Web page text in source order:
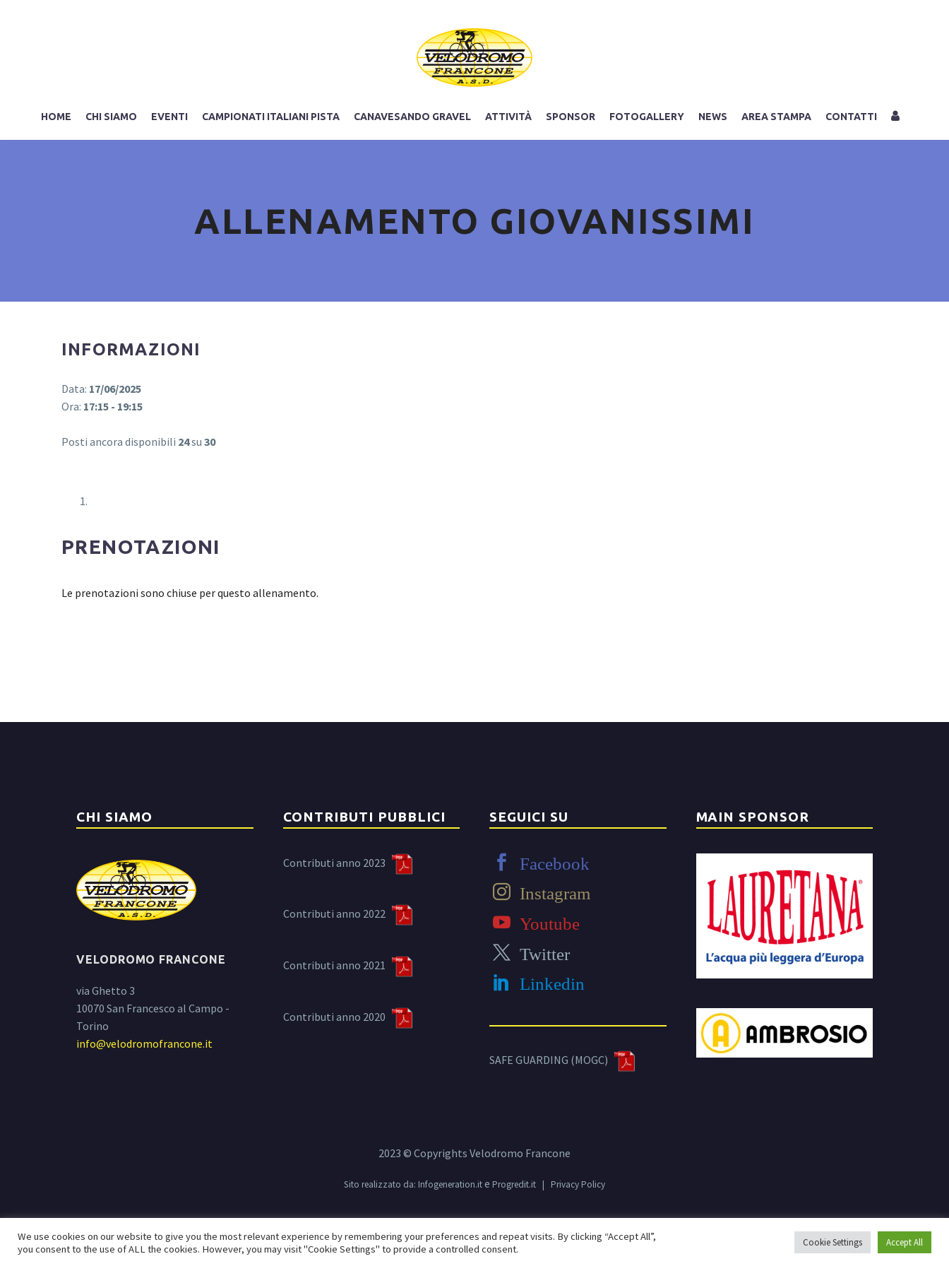
HOME CHI SIAMO EVENTI CAMPIONATI ITALIANI PISTA CANAVESANDO GRAVEL ATTIVITÀ SPONSOR FOTOGALLERY NEWS AREA STAMPA CONTATTI LOGIN
ALLENAMENTO GIOVANISSIMI
INFORMAZIONI
Data: 17/06/2025
Ora: 17:15 - 19:15
Posti ancora disponibili 24su 30
PRENOTAZIONI
Le prenotazioni sono chiuse per questo allenamento.
CHI SIAMO
VELODROMO FRANCONE
via Ghetto 3
10070 San Francesco al Campo -
Torino
info@velodromofrancone.it
CONTRIBUTI PUBBLICI
Contributi anno 2023
Contributi anno 2022
Contributi anno 2021
Contributi anno 2020
SEGUICI SU
Facebook
Instagram
Youtube
Twitter
Linkedin
SAFE GUARDING (MOGC)
MAIN SPONSOR
2023 © Copyrights Velodromo Francone
Sito realizzato da: Infogeneration.ite Progredit.it | Privacy Policy
We use cookies on our website to give you the most relevant experience by remembering your preferences and repeat visits. By clicking “Accept All”,
you consent to the use of ALL the cookies. However, you may visit "Cookie Settings" to provide a controlled consent.
Cookie Settings Accept All